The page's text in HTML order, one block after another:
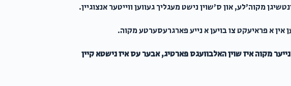
Duvid Meir Weissשמואל הערש מיללער
מקוה'לע, און ס'שוין נישט מעגליך געווען ווייטער אנצוגיין.
אין א פראיעקט צו בויען א נייע פארגרעסערטע מקוה.
מקוה איז שוין האלבוועגס פארטיג, אבער עס איז נישטא קיין